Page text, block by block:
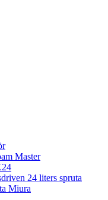
Master
24 liters spruta
Miura